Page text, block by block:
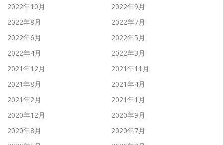
2022年10月
2022年9月
2022年8月
2022年7月
2022年6月
2022年5月
2022年4月
2022年3月
2021年12月
2021年11月
2021年8月
2021年4月
2021年2月
2021年1月
2020年12月
2020年9月
2020年8月
2020年7月